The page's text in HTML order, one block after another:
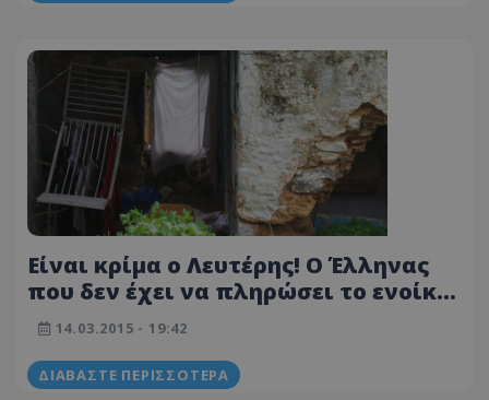
Είναι κρίμα ο Λευτέρης! Ο Έλληνας
που δεν έχει να πληρώσει το ενοίκιο
του και ζει εδώ (Βίντεο)
14.03.2015 - 19:42
ΔΙΑΒΆΣΤΕ ΠΕΡΙΣΣΌΤΕΡΑ